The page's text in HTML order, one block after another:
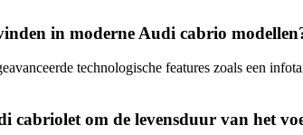
in moderne Audi cabrio
technologische features zoals een
cabriolet om de levensduur van het